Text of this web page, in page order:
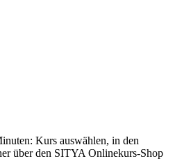
Kurs auswählen, in den
über den SITYA Onlinekurs-Shop